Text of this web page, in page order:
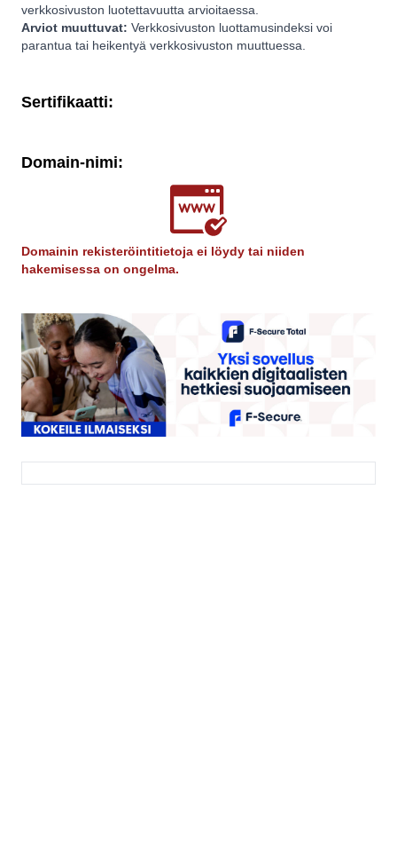
verkkosivuston luotettavuutta arvioitaessa.
Arviot muuttuvat: Verkkosivuston luottamusindeksi voi
parantua tai heikentyä verkkosivuston muuttuessa.
Sertifikaatti:
Domain-nimi:
Domainin rekisteröintitietoja ei löydy tai niiden
hakemisessa on ongelma.